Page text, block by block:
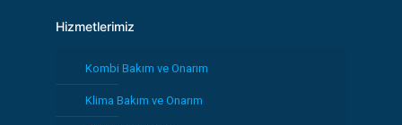
Hizmetlerimiz
Kombi Bakım ve Onarım
Klima Bakım ve Onarım